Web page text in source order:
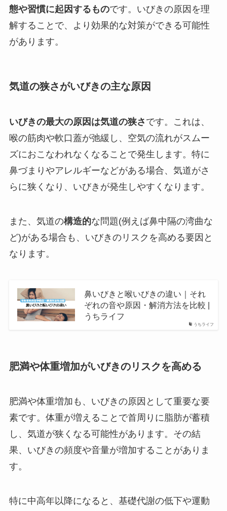
態や習慣に起因するものです。いびきの原因を理
解することで、より効果的な対策ができる可能性
があります。
気道の狭さがいびきの主な原因
いびきの最大の原因は気道の狭さ です。これは、
喉の筋肉や軟口蓋が弛緩し、空気の流れがスムー
ズにおこなわれなくなることで発生します。特に
鼻づまりやアレルギーなどがある場合、気道がさ
らに狭くなり、いびきが発生しやすくなります。
また、気道の構造的な問題(例えば鼻中隔の湾曲な
ど)がある場合も、いびきのリスクを高める要因と
なります。
うちライフ
鼻いびきと喉いびきの違い｜それ
ぞれの音や原因・解消方法を比較 |
うちライフ
肥満や体重増加がいびきのリスクを高める
肥満や体重増加も、いびきの原因として重要な要
素です。体重が増えることで首周りに脂肪が蓄積
し、気道が狭くなる可能性があります。その結
果、いびきの頻度や音量が増加することがありま
す。
特に中高年以降になると、基礎代謝の低下や運動